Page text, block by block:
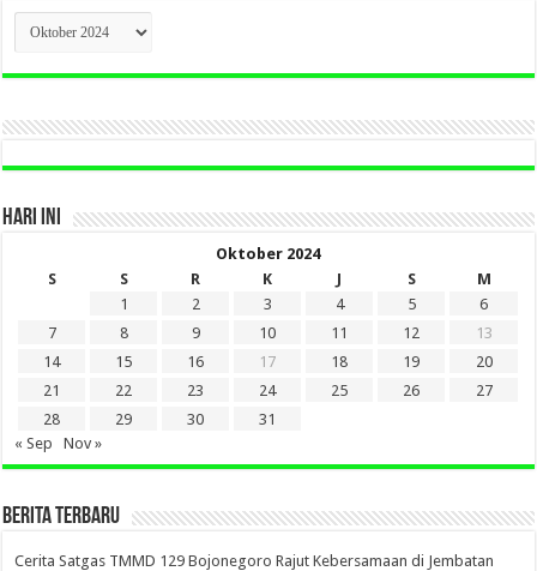
CLICK
BERITA
LAMA
DI
HARI INI
Oktober 2024
S
S R K J S
M
1
2 3 4 5
6
7
8 9 10 11 12
13
14
15 16 17 18 19
20
21
22 23 24 25 26
27
28
29 30
31
« Sep
Nov »
BERITA TERBARU
Cerita Satgas TMMD 129 Bojonegoro Rajut Kebersamaan di Jembatan